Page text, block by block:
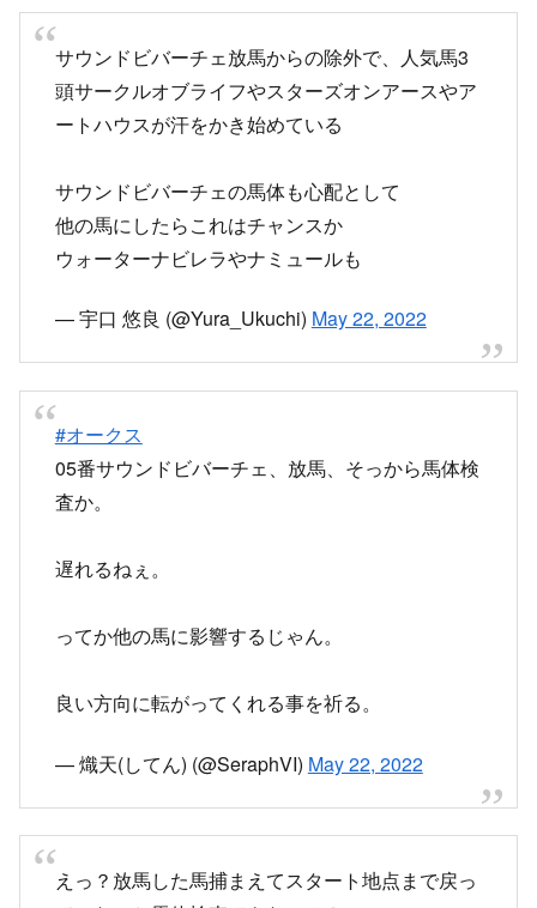
サウンドビバーチェ放馬からの除外で、人気馬3
ートハウスが汗をかき始めている
サウンドビバーチェの馬体も心配として
ウォーターナビレラやナミュールも
— 宇口 悠良 (@Yura_Ukuchi)May 22, 2022
#オークス
査か。
遅れるねぇ。
ってか他の馬に影響するじゃん。
— 熾天(してん) (@SeraphVI)